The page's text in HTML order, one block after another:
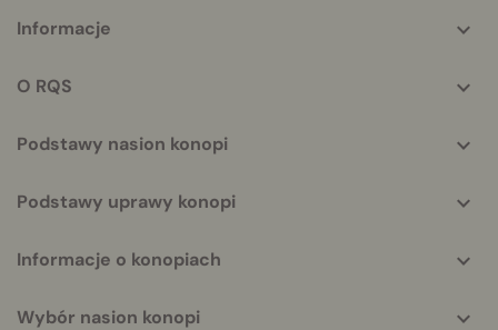
helpful
Informacje
O RQS
Podstawy nasion konopi
Podstawy uprawy konopi
Informacje o konopiach
Wybór nasion konopi